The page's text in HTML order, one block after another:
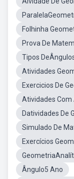
Folhinha
Prova De
Tipos
Atividades
Exercicios De
Atividades Com
Datividades De
Simulado De
Exercícios
Ângulo5 Ano